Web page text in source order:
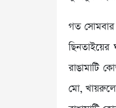
গত সোমবার
ছিনতাইয়ের
রাঙামাটি
মো,